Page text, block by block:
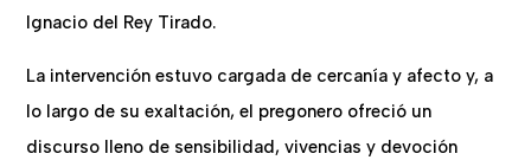
Ignacio del Rey Tirado.
La intervención estuvo cargada de cercanía y afecto y, a
lo largo de su exaltación, el pregonero ofreció un
discurso lleno de sensibilidad, vivencias y devoción